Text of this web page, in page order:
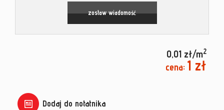
zostaw wiadomość
0,01 zł/m2
cena: 1 zł
Dodaj do notatnika